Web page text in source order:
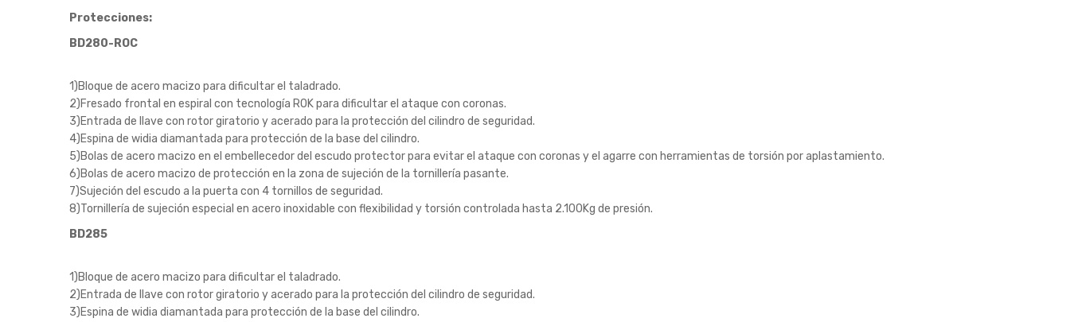
Protecciones:
BD280-ROC
1)Bloque de acero macizo para dificultar el taladrado.
2)Fresado frontal en espiral con tecnología ROK para dificultar el ataque con coronas.
3)Entrada de llave con rotor giratorio y acerado para la protección del cilindro de seguridad.
4)Espina de widia diamantada para protección de la base del cilindro.
5)Bolas de acero macizo en el embellecedor del escudo protector para evitar el ataque con coronas y el agarre con herramientas de torsión por aplastamiento.
6)Bolas de acero macizo de protección en la zona de sujeción de la tornillería pasante.
7)Sujeción del escudo a la puerta con 4 tornillos de seguridad.
8)Tornillería de sujeción especial en acero inoxidable con flexibilidad y torsión controlada hasta 2.100Kg de presión.
BD285
1)Bloque de acero macizo para dificultar el taladrado.
2)Entrada de llave con rotor giratorio y acerado para la protección del cilindro de seguridad.
3)Espina de widia diamantada para protección de la base del cilindro.